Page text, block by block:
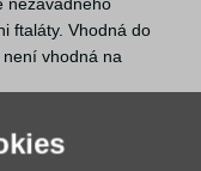
nezávadného
ftaláty. Vhodná do
vhodná na